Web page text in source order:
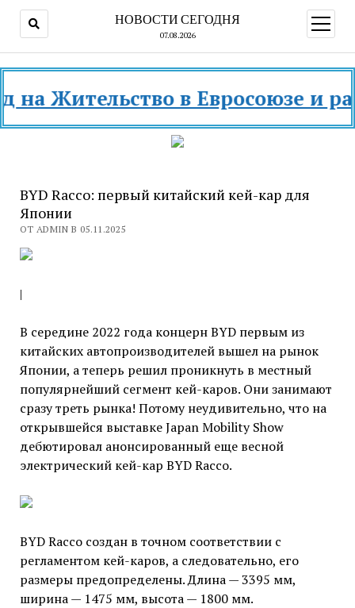
НОВОСТИ СЕГОДНЯ
07.08.2026
меню
в Евросоюзе и
BYD Racco: первый китайский кей-кар для
Японии
ОТ ADMIN В 05.11.2025
|
В середине 2022 года концерн BYD первым из
китайских автопроизводителей вышел на рынок
Японии, а теперь решил проникнуть в местный
популярнейший сегмент кей-каров. Они занимают
сразу треть рынка! Потому неудивительно, что на
открывшейся выставке Japan Mobility Show
дебютировал анонсированный еще весной
электрический кей-кар BYD Racco.
BYD Racco создан в точном соответствии с
регламентом кей-каров, а следовательно, его
размеры предопределены. Длина — 3395 мм,
ширина — 1475 мм, высота — 1800 мм.